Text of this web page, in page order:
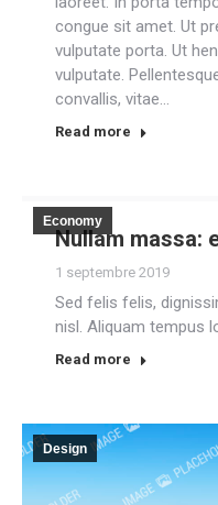
congue sit amet. Ut
vulputate porta. Ut
vulputate.
convallis, vitae…
Read more
Economy
Nullam massa:
1 septembre 2019
Sed felis felis,
nisl. Aliquam tempus
Read more
Design